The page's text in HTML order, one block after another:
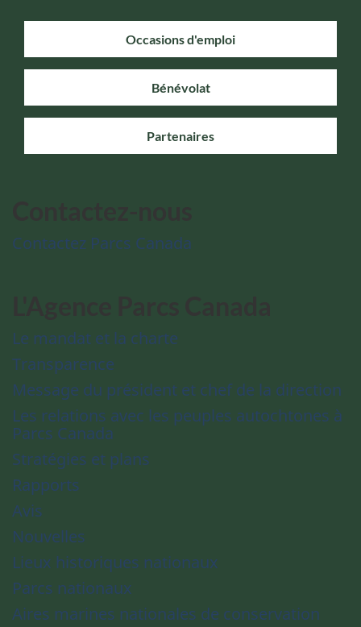
Occasions d'emploi
Bénévolat
Partenaires
Contactez Parcs Canada
Le mandat et la charte
Transparence
Message du président et chef de la direction
Les relations avec les peuples autochtones à
Parcs Canada
Stratégies et plans
Rapports
Avis
Nouvelles
Lieux historiques nationaux
Parcs nationaux
Aires marines nationales de conservation